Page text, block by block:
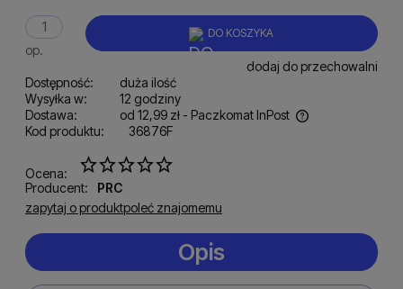
op.
DO KOSZYKA
dodaj do przechowalni
Dostępność:
duża ilość
Wysyłka w:
12 godziny
Dostawa:
od 12,99 zł - Paczkomat InPost
Cena nie zawiera ewentualnych kosztów płatności
Kod produktu: 36876F
Ocena:
Producent:
PRC
zapytaj o produktpoleć znajomemu
Opis